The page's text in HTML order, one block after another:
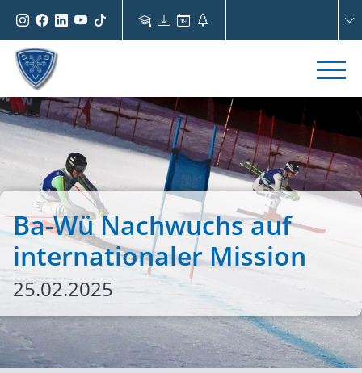
Ba-Wü Nachwuchs auf
internationaler Mission
25.02.2025